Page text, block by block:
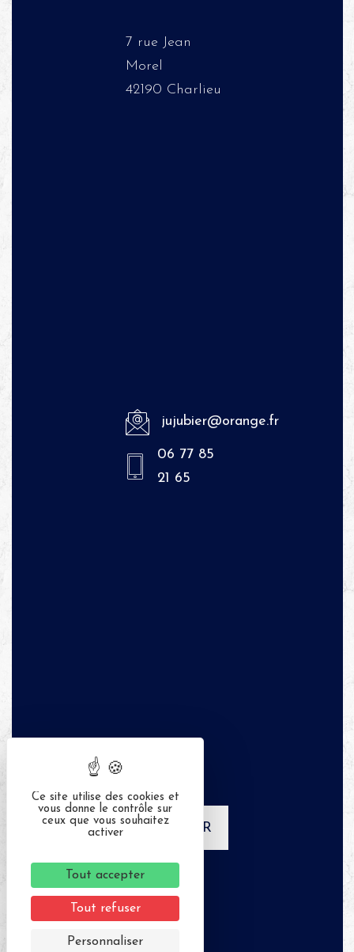
7 rue Jean
Morel
42190 Charlieu
jujubier@orange.fr
06 77 85
21 65
APPELER
Ce site utilise des cookies et
vous donne le contrôle sur
ceux que vous souhaitez
activer
Tout accepter
Tout refuser
Personnaliser